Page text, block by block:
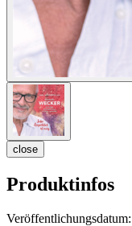
close
Produktinfos
Veröffentlichungsdatum: